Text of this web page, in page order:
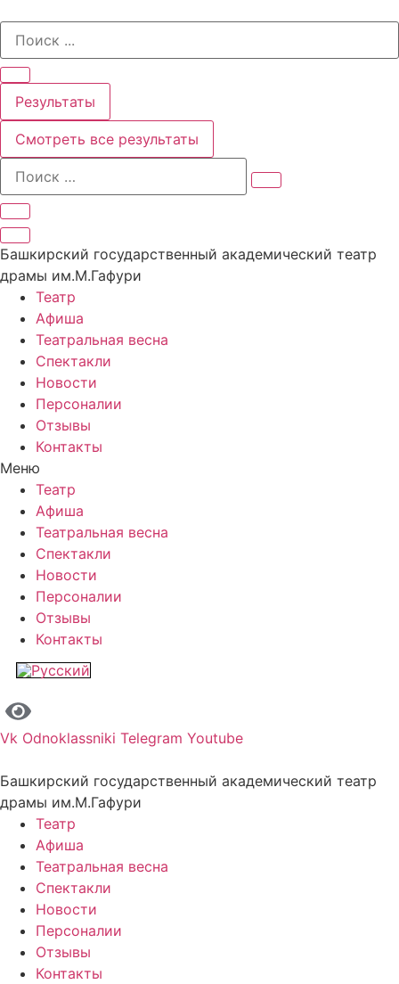
содержимому
Search
Результаты
Смотреть все результаты
Башкирский государственный академический театр
драмы им.М.Гафури
Театр
Афиша
Театральная весна
Спектакли
Новости
Персоналии
Отзывы
Контакты
Меню
Театр
Афиша
Театральная весна
Спектакли
Новости
Персоналии
Отзывы
Контакты
Vk Odnoklassniki Telegram Youtube
Башкирский государственный академический театр
драмы им.М.Гафури
Театр
Афиша
Театральная весна
Спектакли
Новости
Персоналии
Отзывы
Контакты